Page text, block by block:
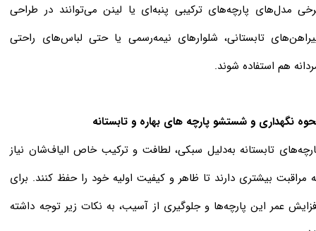
مدل‌های پارچه‌های ترکیبی پنبه‌ای یا لینن می‌توانند در طراحی
تابستانی، شلوارهای نیمه‌رسمی یا حتی لباس‌های راحتی
هم استفاده شوند.
نگهداری و شستشو پارچه های بهاره و تابستانه
تابستانه به‌دلیل سبکی، لطافت و ترکیب خاص الیاف‌شان نیاز
مراقبت بیشتری دارند تا ظاهر و کیفیت اولیه خود را حفظ کنند. برای
عمر این پارچه‌ها و جلوگیری از آسیب، به نکات زیر توجه داشته